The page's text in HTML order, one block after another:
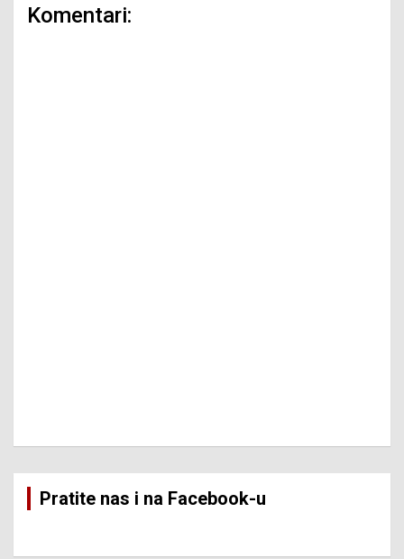
Komentari:
Pratite nas i na Facebook-u